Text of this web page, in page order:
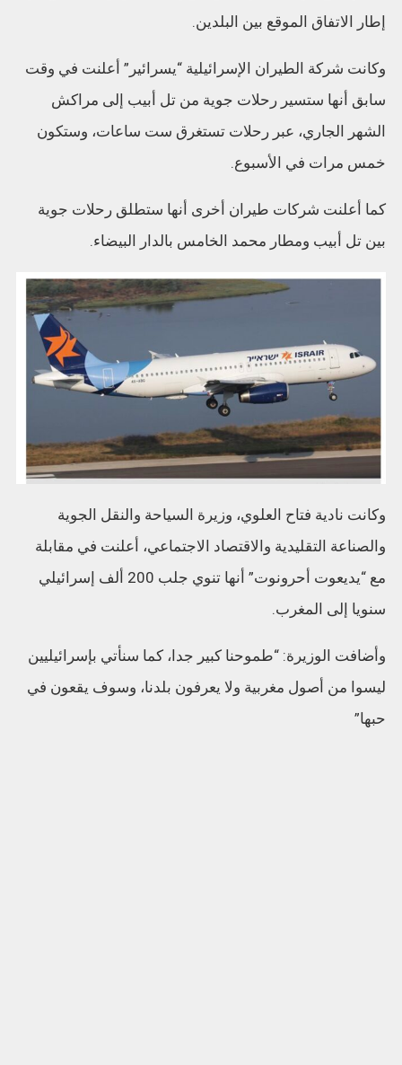
إطار الاتفاق الموقع بين البلدين.
وكانت شركة الطيران الإسرائيلية “يسرائير” أعلنت في وقت
سابق أنها ستسير رحلات جوية من تل أبيب إلى مراكش
الشهر الجاري، عبر رحلات تستغرق ست ساعات، وستكون
خمس مرات في الأسبوع.
كما أعلنت شركات طيران أخرى أنها ستطلق رحلات جوية
بين تل أبيب ومطار محمد الخامس بالدار البيضاء.
وكانت نادية فتاح العلوي، وزيرة السياحة والنقل الجوية
والصناعة التقليدية والاقتصاد الاجتماعي، أعلنت في مقابلة
مع “يديعوت أحرونوت” أنها تنوي جلب 200 ألف إسرائيلي
سنويا إلى المغرب.
وأضافت الوزيرة: “طموحنا كبير جدا، كما سنأتي بإسرائيليين
ليسوا من أصول مغربية ولا يعرفون بلدنا، وسوف يقعون في
حبها”